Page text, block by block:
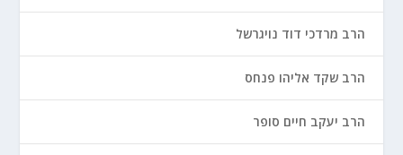
הרב מרדכי דוד נויגרשל
הרב שקד אליהו פנחס
הרב יעקב חיים סופר